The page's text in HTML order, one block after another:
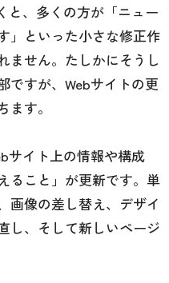
と、多くの方が「ニュー
」といった小さな修正作
ません。たしかにそうし
ですが、Webサイトの更
す。
サイト上の情報や構成
ること」が更新です。単
画像の差し替え、デザイ
し、そして新しいページ